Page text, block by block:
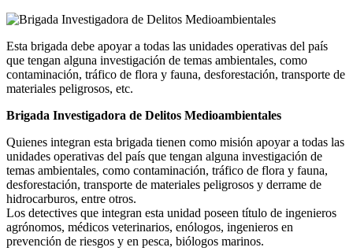
Esta brigada debe apoyar a todas las unidades operativas del país
que tengan alguna investigación de temas ambientales, como
contaminación, tráfico de flora y fauna, desforestación, transporte de
materiales peligrosos, etc.
Brigada Investigadora de Delitos Medioambientales
Quienes integran esta brigada tienen como misión apoyar a todas las
unidades operativas del país que tengan alguna investigación de
temas ambientales, como contaminación, tráfico de flora y fauna,
desforestación, transporte de materiales peligrosos y derrame de
hidrocarburos, entre otros.
Los detectives que integran esta unidad poseen título de ingenieros
agrónomos, médicos veterinarios, enólogos, ingenieros en
prevención de riesgos y en pesca, biólogos marinos.